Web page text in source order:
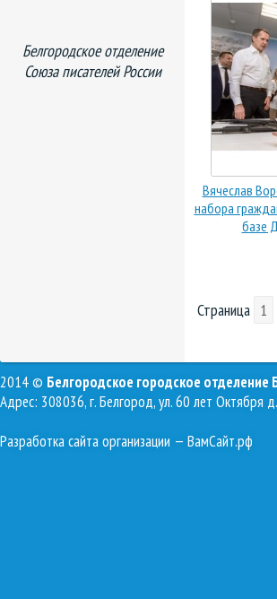
Вячеслав
набора
базе
Страница 1
Белгородское отделение
Союза писателей России
2014 © Белгородское городское
Адрес: 308036, г. Белгород, ул. 60 лет
Разработка сайта организации — ВамСайт.рф